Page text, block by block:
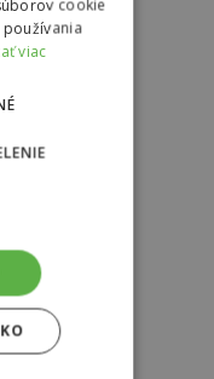
cookie
používania
viac